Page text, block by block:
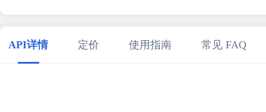
API详情 定价 使用指南 常见 FAQ